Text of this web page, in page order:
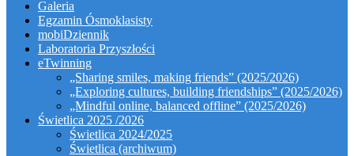
Galeria
Egzamin Ósmoklasisty
mobiDziennik
Laboratoria Przyszłości
eTwinning
„Sharing smiles, making friends” (2025/2026)
„Exploring cultures, building friendships” (2025/2026)
„Mindful online, balanced offline” (2025/2026)
Świetlica 2025 /2026
Świetlica 2024/2025
Świetlica (archiwum)